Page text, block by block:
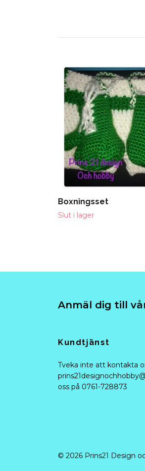
Boxningsset
Slut i lager
Anmäl dig till
Kundtjänst
Tveka inte att kontakta
oss på 0761-728873
© 2026 Prins21 Design